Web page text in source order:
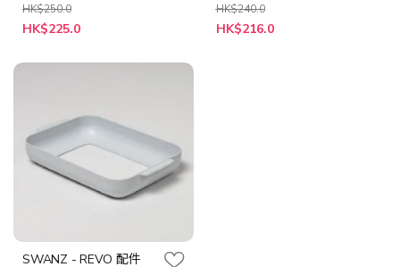
HK$250.0
特
殊
格
HK$225.0
HK$240.0
特
殊
HK$216.0
SWANZ - REVO 配件